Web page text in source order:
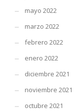
mayo 2022
marzo 2022
febrero 2022
enero 2022
diciembre 2021
noviembre 2021
octubre 2021